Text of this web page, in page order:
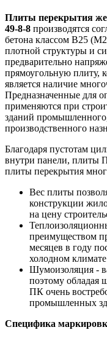
Плиты перекрытия
49-8-8 производятся
бетона классом В25
плотной структуры и
предварительно
прямоугольную плиту,
является наличие
Предназначенные для
применяются при
зданий
производственного
Благодаря пустотам
внутри панели, плиты
плиты перекрытия
Вес плиты
конструкции
на цену
преимуществом
месяцев в году
холодном
Шумоизоляция -
поэтому обладая
ПК очень
промышленных
Специфика